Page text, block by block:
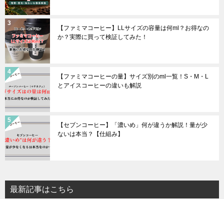
【ファミマコーヒー】LLサイズの容量は何ml？お得なの
か？実際に買って検証してみた！
【ファミマコーヒーの量】サイズ別のml一覧！S・M・L
とアイスコーヒーの違いも解説
【セブンコーヒー】「濃いめ」何が違うか解説！量が少
ないは本当？【仕組み】
最新記事はこちら